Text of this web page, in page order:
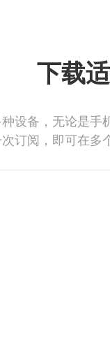
下载
设备，无论是手
订阅，即可在多